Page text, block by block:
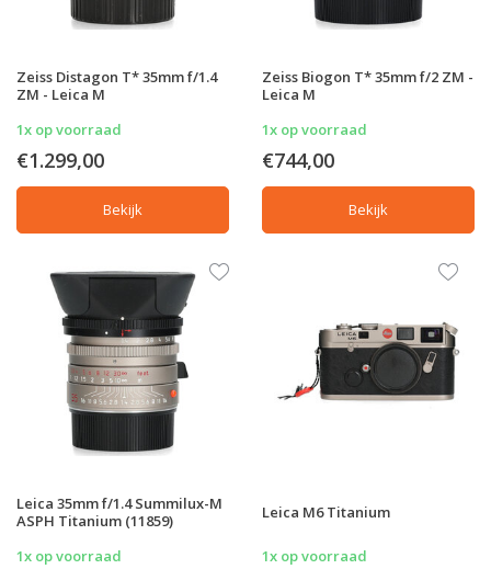
Zeiss Distagon T* 35mm f/1.4
ZM - Leica M
1x op voorraad
€1.299,00
Bekijk
Zeiss Biogon T* 35mm f/2 ZM -
Leica M
1x op voorraad
€744,00
Bekijk
Leica 35mm f/1.4 Summilux-M
ASPH Titanium (11859)
1x op voorraad
Leica M6 Titanium
1x op voorraad